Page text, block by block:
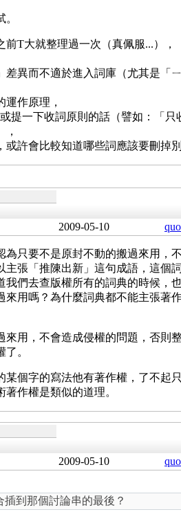
T大就整理過一次（真佩服...），
差異而不適於進入詞庫（尤其是「
運作原理，
提一下收詞原則的話（譬如：「只
或許會比較知道哪些詞應該要刪掉
2009-05-10
為只要不是原封不動的搬過來用，
主張「推陳出新」這句成語，這個
我們去查版權所有的詞典的時候，
來用嗎？為什麼詞典都不能主張著
來用，不會造成侵權的問題，否則
。
某個字的寫法他有著作權，了不起
作權是類似的道理。
2009-05-10
到那個討論串的最後？